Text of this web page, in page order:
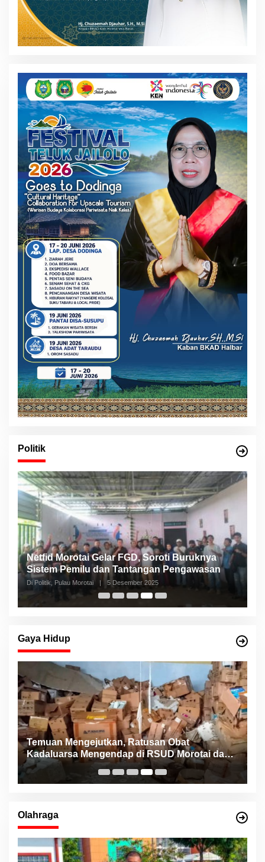
Politik
Netfid Morotai Gelar FGD, Soroti Buruknya
Sistem Pemilu dan Tantangan Pengawasan
Di Politik, Pulau Morotai | 5 Desember 2025
Gaya Hidup
Temuan Mengejutkan, Ratusan Obat
Kadaluarsa Mengendap di RSUD Morotai dan
Faskes sejak 2022
Olahraga